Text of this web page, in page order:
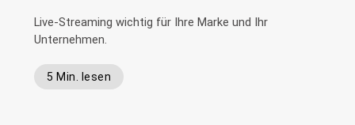
Live-Streaming wichtig für Ihre Marke und Ihr
Unternehmen.
5 Min. lesen